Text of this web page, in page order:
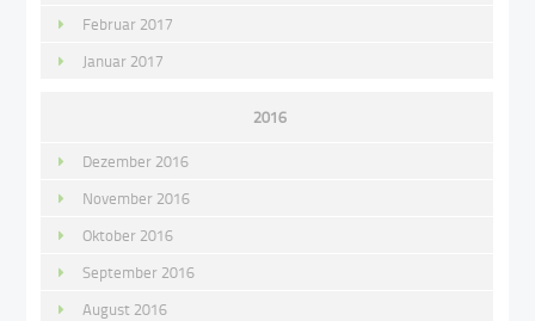
Februar 2017
Januar 2017
2016
Dezember 2016
November 2016
Oktober 2016
September 2016
August 2016